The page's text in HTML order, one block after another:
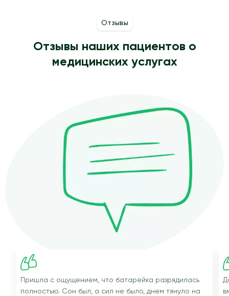
Отзывы
Отзывы наших пациентов о
медицинских услугах
Пришла с ощущением, что батарейка разрядилась
полностью. Сон был, а сил не было, днем тянуло на